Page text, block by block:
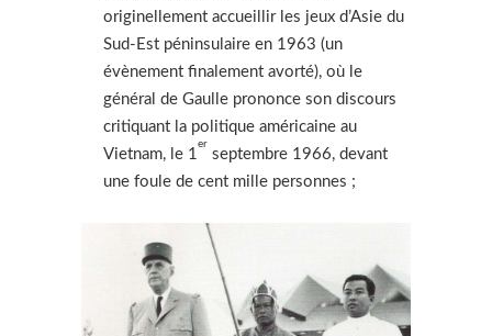
originellement accueillir les jeux d’Asie du
Sud-Est péninsulaire en 1963 (un
évènement finalement avorté), où le
général de Gaulle prononce son discours
critiquant la politique américaine au
Vietnam, le 1
er
septembre 1966, devant
une foule de cent mille personnes ;